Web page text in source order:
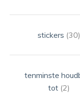
stickers (30)
tenminste
tot (2)